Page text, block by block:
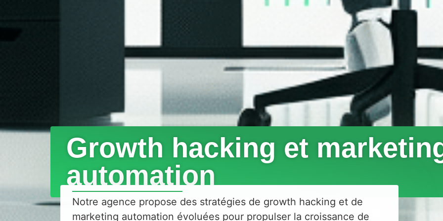
Growth hacking et
automation
Notre agence propose des stratégies de growth hacking et de
marketing automation évoluées pour propulser la croissance de